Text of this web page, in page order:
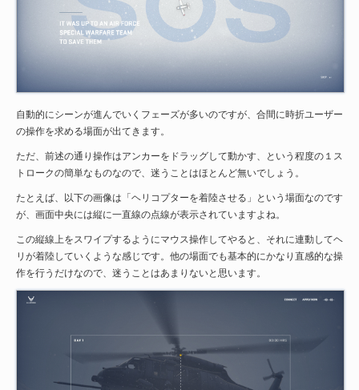
自動的にシーンが進んでいくフェーズが多いのですが、合間に時折ユーザー
の操作を求める場面が出てきます。
ただ、前述の通り操作はアンカーをドラッグして動かす、という程度の１ス
トロークの簡単なものなので、迷うことはほとんど無いでしょう。
たとえば、以下の画像は「ヘリコプターを着陸させる」という場面なのです
が、画面中央には縦に一直線の点線が表示されていますよね。
この縦線上をスワイプするようにマウス操作してやると、それに連動してヘ
リが着陸していくような感じです。他の場面でも基本的にかなり直感的な操
作を行うだけなので、迷うことはあまりないと思います。